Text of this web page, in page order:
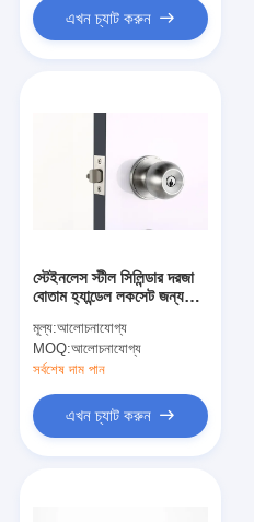
খবর
মর্টাইজ ডোর লক
স্টেইনলেস স্টীল দরজা লক
স্মার্ট ডোর লক
শেড দরজার তালা
দরজার আনুষাঙ্গিক হার্ডওয়্যার
এখন চ্যাট করুন
স্টেইনলেস স্টীল সিলিন্ডার দরজা
বোতাম হ্যান্ডেল লকসেট জন্য
মূল্য:আলোচনাযোগ্য
MOQ:আলোচনাযোগ্য
সর্বশেষ দাম পান
এখন চ্যাট করুন